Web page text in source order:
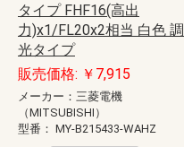
タイプ FHF16(高出
力)x1/FL20x2相当 白色 調
光タイプ
販売価格: ￥7,915
メーカー：三菱電機
（MITSUBISHI）
型番： MY-B215433-WAHZ